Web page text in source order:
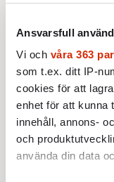
Ansvarsfull
Vi och våra 363
som t.ex. ditt IP-
cookies för att
enhet för att kunna
innehåll, annons-
och
använda din data
2.Frans
franska
STICKET
3.Bitte Assarmo:
4.Nina Lekander:
alla om att vara
INRIKES
5.Vattenbristen är